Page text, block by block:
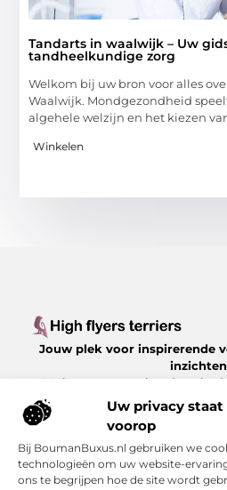
Uw privacy
voorop
Bij BoumanBuxus.nl gebruiken we
technologieën om uw website-
ons te begrijpen hoe de site wordt
Tandarts in waalwijk – Uw
tandheelkundige zorg
Welkom bij uw bron voor alles
Waalwijk. Mondgezondheid
algehele welzijn en het kiezen
Winkelen
Jouw plek voor inspirerende
Verken een gevarieerd aanbod
over het dagelijks leven,
boeiende
Bericht categorie